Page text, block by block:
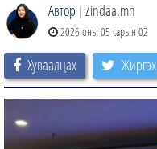
ЗИНДАА СЭТГҮҮЛ
Автор | Zindaa.mn
2026 оны 05 сарын 02
Хуваалцах Жиргэх